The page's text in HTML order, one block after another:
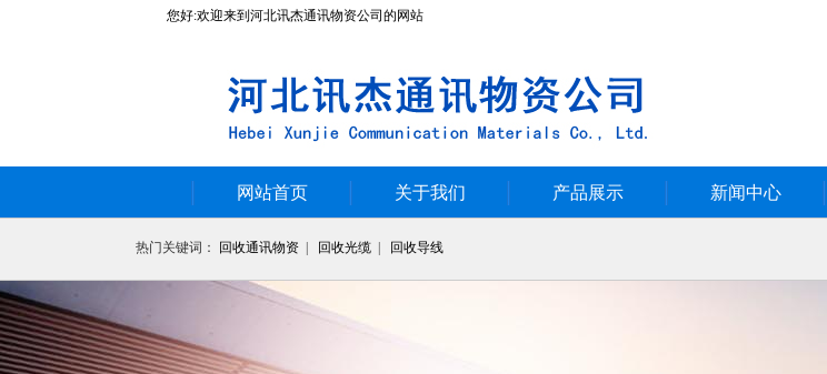
您好:欢迎来到河北讯杰通讯物资公司的网站
网站首页 关于我们 产品展示 新闻中心
热门关键词： 回收通讯物资 回收光缆 回收导线